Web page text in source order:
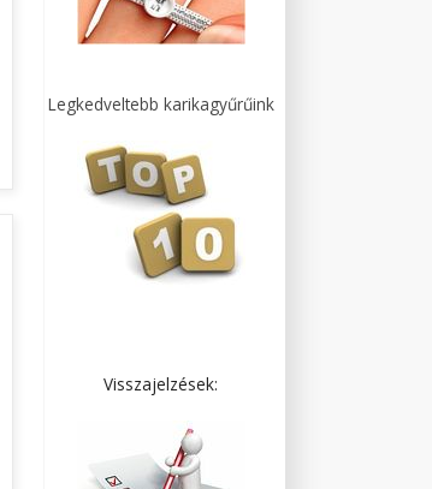
Legkedveltebb karikagyűrűink
Visszajelzések: